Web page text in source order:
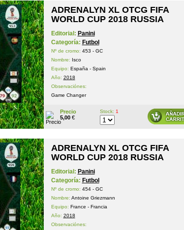
ADRENALYN XL OTCG FIFA
WORLD CUP 2018 RUSSIA
Editorial: Panini
Categoría: Futbol
Nº de cromo: 453 - GC
Nombre: Isco
Equipo: España - Spain
Año: 2018
Observaciónes:
Game Changer
Precio
5,00€
Stock: 1
ADRENALYN XL OTCG FIFA
WORLD CUP 2018 RUSSIA
Editorial: Panini
Categoría: Futbol
Nº de cromo: 454 - GC
Nombre: Antoine Griezmann
Equipo: France - Francia
Año: 2018
Observaciónes: